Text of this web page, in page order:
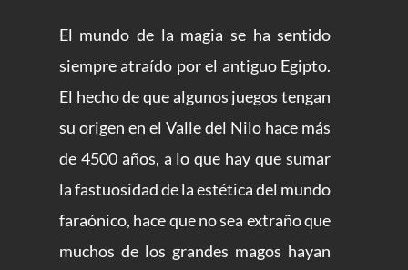
El mundo de la magia se ha sentido
siempre atraído por el antiguo Egipto.
El hecho de que algunos juegos tengan
su origen en el Valle del Nilo hace más
de 4500 años, a lo que hay que sumar
la fastuosidad de la estética del mundo
faraónico, hace que no sea extraño que
muchos de los grandes magos hayan